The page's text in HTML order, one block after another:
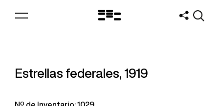
Logo
Estrellas federales, 1919